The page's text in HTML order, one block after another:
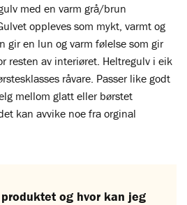
med en varm grå/brun
oppleves som mykt, varmt og
gir en lun og varm følelse som gir
resten av interiøret. Heltregulv i eik
råvare. Passer like godt
mellom glatt eller børstet
kan avvike noe fra orginal
og hvor kan jeg